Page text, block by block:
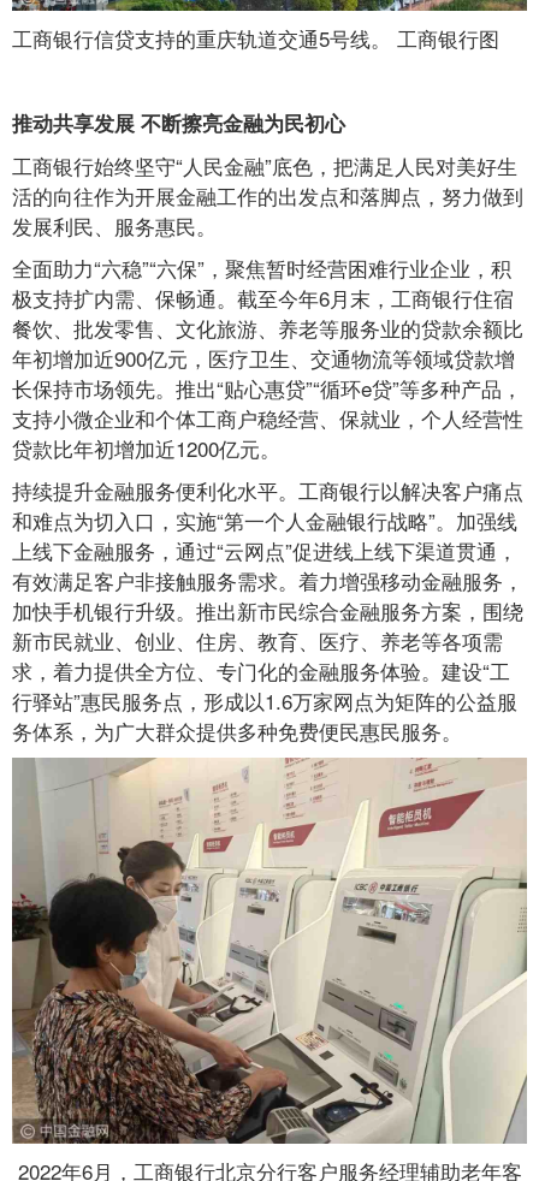
工商银行信贷支持的重庆轨道交通5号线。 工商银行图
推动共享发展 不断擦亮金融为民初心
工商银行始终坚守“人民金融”底色，把满足人民对美好生
活的向往作为开展金融工作的出发点和落脚点，努力做到
发展利民、服务惠民。
全面助力“六稳”“六保”，聚焦暂时经营困难行业企业，积
极支持扩内需、保畅通。截至今年6月末，工商银行住宿
餐饮、批发零售、文化旅游、养老等服务业的贷款余额比
年初增加近900亿元，医疗卫生、交通物流等领域贷款增
长保持市场领先。推出“贴心惠贷”“循环e贷”等多种产品，
支持小微企业和个体工商户稳经营、保就业，个人经营性
贷款比年初增加近1200亿元。
持续提升金融服务便利化水平。工商银行以解决客户痛点
和难点为切入口，实施“第一个人金融银行战略”。加强线
上线下金融服务，通过“云网点”促进线上线下渠道贯通，
有效满足客户非接触服务需求。着力增强移动金融服务，
加快手机银行升级。推出新市民综合金融服务方案，围绕
新市民就业、创业、住房、教育、医疗、养老等各项需
求，着力提供全方位、专门化的金融服务体验。建设“工
行驿站”惠民服务点，形成以1.6万家网点为矩阵的公益服
务体系，为广大群众提供多种免费便民惠民服务。
2022年6月，工商银行北京分行客户服务经理辅助老年客